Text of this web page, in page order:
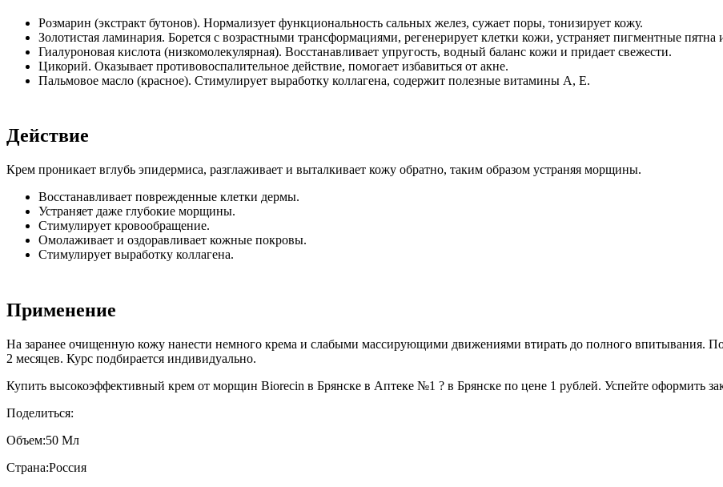
Розмарин (экстракт бутонов). Нормализует функциональность сальных желез, сужает поры, тонизирует кожу.
Золотистая ламинария. Борется с возрастными трансформациями, регенерирует клетки кожи, устраняет пигментные пятна
Гиалуроновая кислота (низкомолекулярная). Восстанавливает упругость, водный баланс кожи и придает свежести.
Цикорий. Оказывает противовоспалительное действие, помогает избавиться от акне.
Пальмовое масло (красное). Стимулирует выработку коллагена, содержит полезные витамины А, Е.
Действие
Крем проникает вглубь эпидермиса, разглаживает и выталкивает кожу обратно, таким образом устраняя морщины.
Восстанавливает поврежденные клетки дермы.
Устраняет даже глубокие морщины.
Стимулирует кровообращение.
Омолаживает и оздоравливает кожные покровы.
Стимулирует выработку коллагена.
Применение
На заранее очищенную кожу нанести немного крема и слабыми массирующими движениями втирать до полного впитывания.
2 месяцев. Курс подбирается индивидуально.
Купить высокоэффективный крем от морщин Biorecin в Брянске в Аптеке №1 ? в Брянске по цене 1 рублей. Успейте оформить
Поделиться:
Объем:50 Мл
Страна:Россия